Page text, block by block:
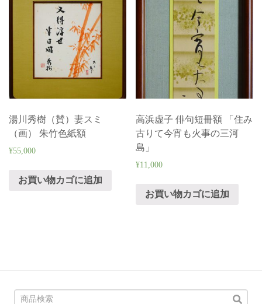
湯川秀樹（賛）妻スミ
（画） 朱竹色紙額
¥55,000
お買い物カゴに追加
高浜虚子 俳句短冊額 「住み
古りて今宵も火事の三河
島」
¥11,000
お買い物カゴに追加